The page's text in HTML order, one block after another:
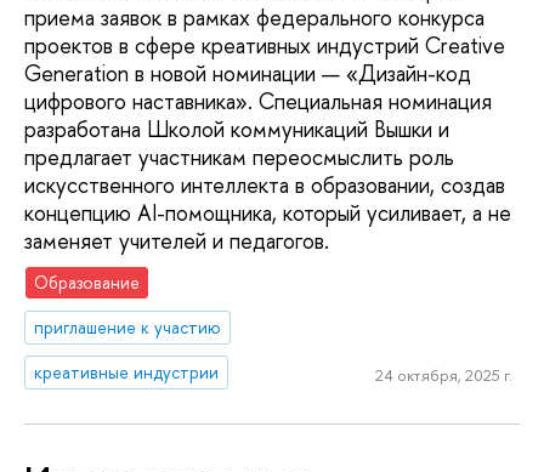
приема заявок в рамках федерального конкурса
проектов в сфере креативных индустрий Creative
Generation в новой номинации — «Дизайн-код
цифрового наставника». Специальная номинация
разработана Школой коммуникаций Вышки и
предлагает участникам переосмыслить роль
искусственного интеллекта в образовании, создав
концепцию AI-помощника, который усиливает, а не
заменяет учителей и педагогов.
Образование
приглашение к участию
креативные индустрии
24 октября, 2025 г.